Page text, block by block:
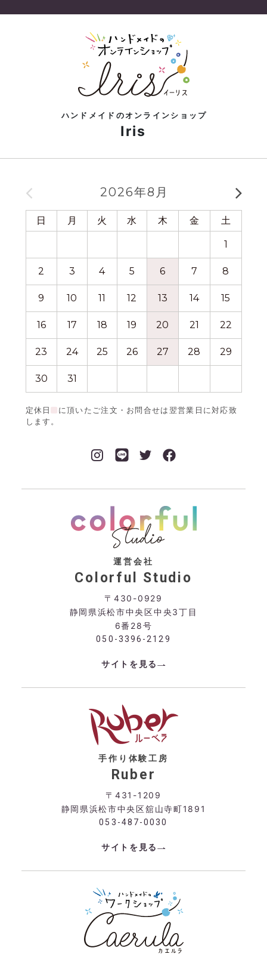
ハンドメイドのオンラインショップ
Iris
2026年8月
日 月 火 水 木 金 土
1
2 3 4 5 6 7 8
9 10 11 12 13 14 15
16 17 18 19 20 21 22
23 24 25 26 27 28 29
30 31
定休日
に頂いたご注文・お問合せは翌営業日に対応致
します。
運営会社
Colorful Studio
〒430-0929
静岡県浜松市中央区中央3丁目
6番28号
050-3396-2129
サイトを見る
手作り体験工房
Ruber
〒431-1209
静岡県浜松市中央区舘山寺町1891
053-487-0030
サイトを見る